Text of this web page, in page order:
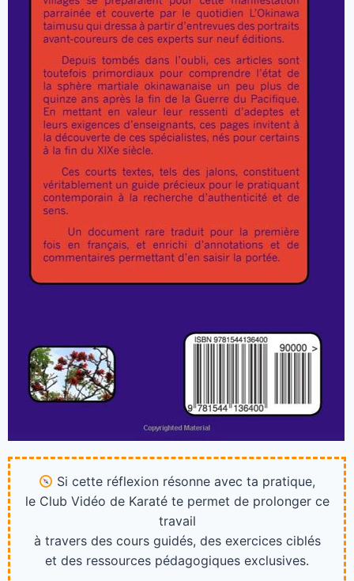
Si cette réflexion résonne avec ta pratique,
le Club Vidéo de Karaté te permet de prolonger ce
travail
à travers des cours guidés, des exercices ciblés
et des ressources pédagogiques exclusives.